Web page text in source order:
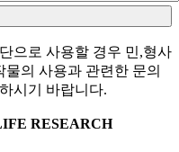
으로 사용할 경우 민,형사
의 사용과 관련한 문의
시기 바랍니다.
RESEARCH